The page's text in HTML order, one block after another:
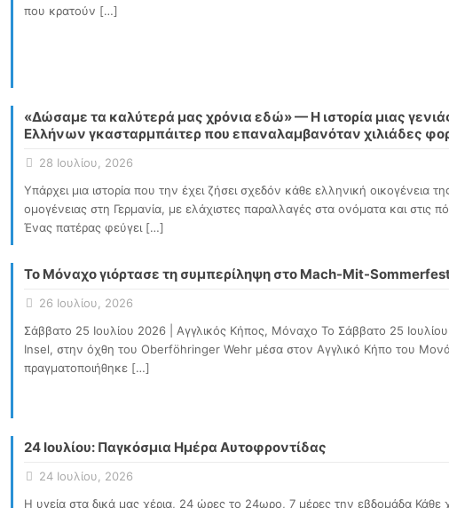
που κρατούν […]
«Δώσαμε τα καλύτερά μας χρόνια εδώ» — Η ιστορία μιας
Ελλήνων γκασταρμπάιτερ που επαναλαμβανόταν χιλιάδες
28 Ιουλίου, 2026
Υπάρχει μια ιστορία που την έχει ζήσει σχεδόν κάθε ελληνική οικογένεια
ομογένειας στη Γερμανία, με ελάχιστες παραλλαγές στα ονόματα και στις
Ένας πατέρας φεύγει[…]
Το Μόναχο γιόρτασε τη συμπερίληψη στο Mach-Mit-
26 Ιουλίου, 2026
Σάββατο 25 Ιουλίου 2026 | Αγγλικός Κήπος, Μόναχο Το Σάββατο 25
Insel, στην όχθη του Oberföhringer Wehr μέσα στον Αγγλικό Κήπο του
πραγματοποιήθηκε[…]
24 Ιουλίου: Παγκόσμια Ημέρα Αυτοφροντίδας
24 Ιουλίου, 2026
Η υγεία στα δικά μας χέρια, 24 ώρες το 24ωρο, 7 μέρες την εβδομάδα Κάθε